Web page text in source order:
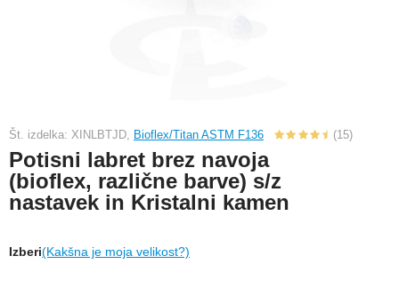
Št. izdelka: XINLBTJD, Bioflex/Titan ASTM F136 (15)
Potisni labret brez navoja
(bioflex, različne barve) s/z
nastavek in Kristalni kamen
Izberi(Kakšna je moja velikost?)